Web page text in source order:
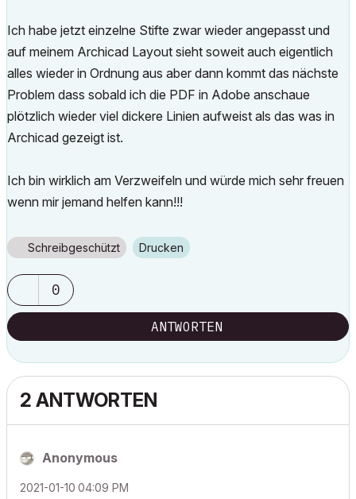
Ich habe jetzt einzelne Stifte zwar wieder angepasst und
auf meinem Archicad Layout sieht soweit auch eigentlich
alles wieder in Ordnung aus aber dann kommt das nächste
Problem dass sobald ich die PDF in Adobe anschaue
plötzlich wieder viel dickere Linien aufweist als das was in
Archicad gezeigt ist.
Ich bin wirklich am Verzweifeln und würde mich sehr freuen
wenn mir jemand helfen kann!!!
Schreibgeschützt Drucken
0
ANTWORTEN
2 ANTWORTEN
Anonymous
‎2021-01-10 04:09 PM